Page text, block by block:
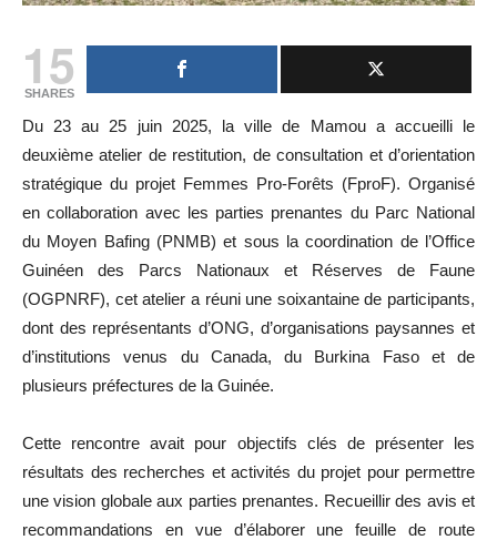
15
SHARES
Du 23 au 25 juin 2025, la ville de Mamou a accueilli le
deuxième atelier de restitution, de consultation et d’orientation
stratégique du projet Femmes Pro-Forêts (FproF). Organisé
en collaboration avec les parties prenantes du Parc National
du Moyen Bafing (PNMB) et sous la coordination de l’Office
Guinéen des Parcs Nationaux et Réserves de Faune
(OGPNRF), cet atelier a réuni une soixantaine de participants,
dont des représentants d’ONG, d’organisations paysannes et
d’institutions venus du Canada, du Burkina Faso et de
plusieurs préfectures de la Guinée.
Cette rencontre avait pour objectifs clés de présenter les
résultats des recherches et activités du projet pour permettre
une vision globale aux parties prenantes. Recueillir des avis et
recommandations en vue d’élaborer une feuille de route